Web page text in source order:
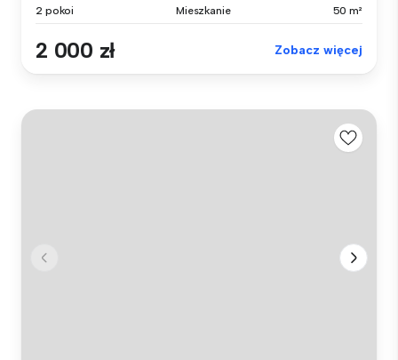
2 pokoi Mieszkanie 50 m²
2 000 zł Zobacz więcej